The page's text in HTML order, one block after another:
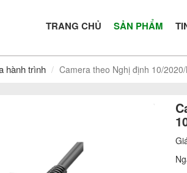
TRANG CHỦ SẢN PHẨM
hành trình Camera theo Nghị định 10/